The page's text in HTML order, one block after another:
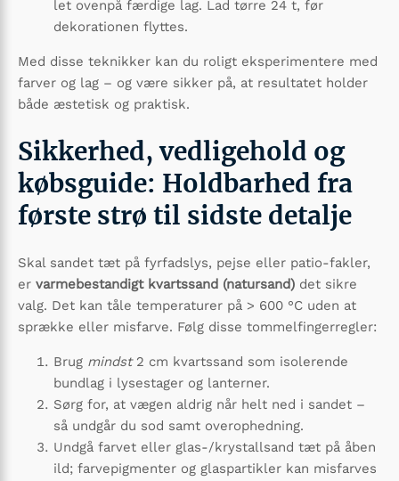
let ovenpå færdige lag. Lad tørre 24 t, før
dekorationen flyttes.
Med disse teknikker kan du roligt eksperimentere med
farver og lag – og være sikker på, at resultatet holder
både æstetisk og praktisk.
Sikkerhed, vedligehold og
købsguide: Holdbarhed fra
første strø til sidste detalje
Skal sandet tæt på fyrfadslys, pejse eller patio-fakler,
er varmebestandigt kvartssand (natursand) det sikre
valg. Det kan tåle temperaturer på > 600 °C uden at
sprække eller misfarve. Følg disse tommelfingerregler:
Brug mindst2 cm kvartssand som isolerende
bundlag i lysestager og lanterner.
Sørg for, at vægen aldrig når helt ned i sandet –
så undgår du sod samt overophedning.
Undgå farvet eller glas-/krystallsand tæt på åben
ild; farvepigmenter og glaspartikler kan misfarves